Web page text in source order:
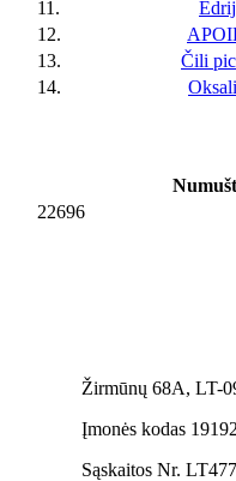
11.
12.
13.
Čili
14.
22696
Žirmūnų 68A, LT-
Įmonės kodas
Sąskaitos Nr.